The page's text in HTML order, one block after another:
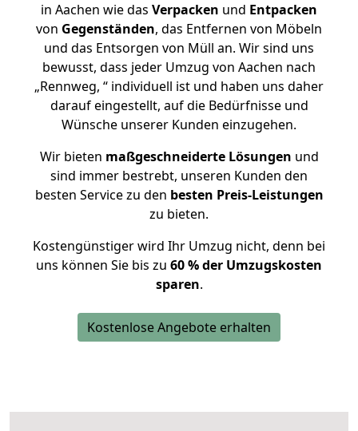
in Aachen wie das Verpacken und Entpacken
von Gegenständen, das Entfernen von Möbeln
und das Entsorgen von Müll an. Wir sind uns
bewusst, dass jeder Umzug von Aachen nach
„Rennweg, “ individuell ist und haben uns daher
darauf eingestellt, auf die Bedürfnisse und
Wünsche unserer Kunden einzugehen.
Wir bieten maßgeschneiderte Lösungen und
sind immer bestrebt, unseren Kunden den
besten Service zu den besten Preis-Leistungen
zu bieten.
Kostengünstiger wird Ihr Umzug nicht, denn bei
uns können Sie bis zu 60 % der Umzugskosten
sparen.
Kostenlose Angebote erhalten